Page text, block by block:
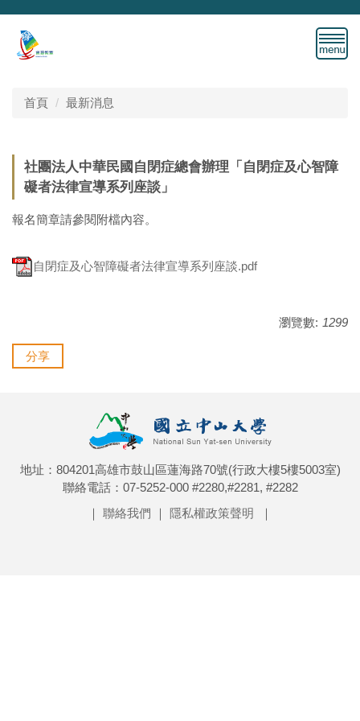
跳
首頁 最新消息
社團法人中華民國自閉症總會辦理「自閉症及心智障
礙者法律宣導系列座談」
報名簡章請參閱附檔內容。
自閉症及心智障礙者法律宣導系列座談.pdf
瀏覽數: 1299
分享
地址：804201高雄市鼓山區蓮海路70號(行政大樓5樓5003室)
聯絡電話：07-5252-000 #2280,#2281, #2282
｜
聯絡我們 ｜ 隱私權政策聲明 ｜